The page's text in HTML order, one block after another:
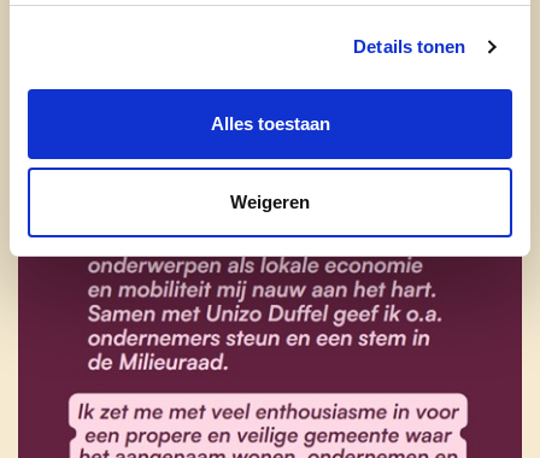
Details tonen
Alles toestaan
Weigeren